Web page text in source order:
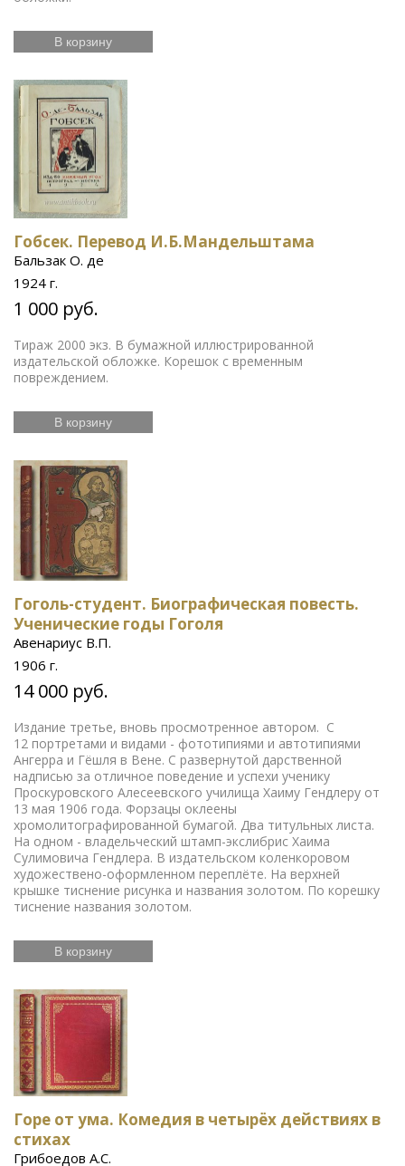
В корзину
Гобсек. Перевод И.Б.Мандельштама
Бальзак О. де
1924 г.
1 000 руб.
Тираж 2000 экз. В бумажной иллюстрированной
издательской обложке. Корешок с временным
повреждением.
В корзину
Гоголь-студент. Биографическая повесть.
Ученические годы Гоголя
Авенариус В.П.
1906 г.
14 000 руб.
Издание третье, вновь просмотренное автором. С
12 портретами и видами - фототипиями и автотипиями
Ангерра и Гёшля в Вене. С развернутой дарственной
надписью за отличное поведение и успехи ученику
Проскуровского Алесеевского училища Хаиму Гендлеру от
13 мая 1906 года. Форзацы оклеены
хромолитографированной бумагой. Два титульных листа.
На одном - владельческий штамп-экслибрис Хаима
Сулимовича Гендлера. В издательском коленкоровом
художествено-оформленном переплёте. На верхней
крышке тиснение рисунка и названия золотом. По корешку
тиснение названия золотом.
В корзину
Горе от ума. Комедия в четырёх действиях в
стихах
Грибоедов А.С.